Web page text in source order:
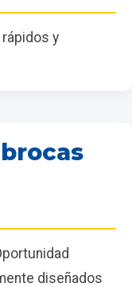
y
diseñados